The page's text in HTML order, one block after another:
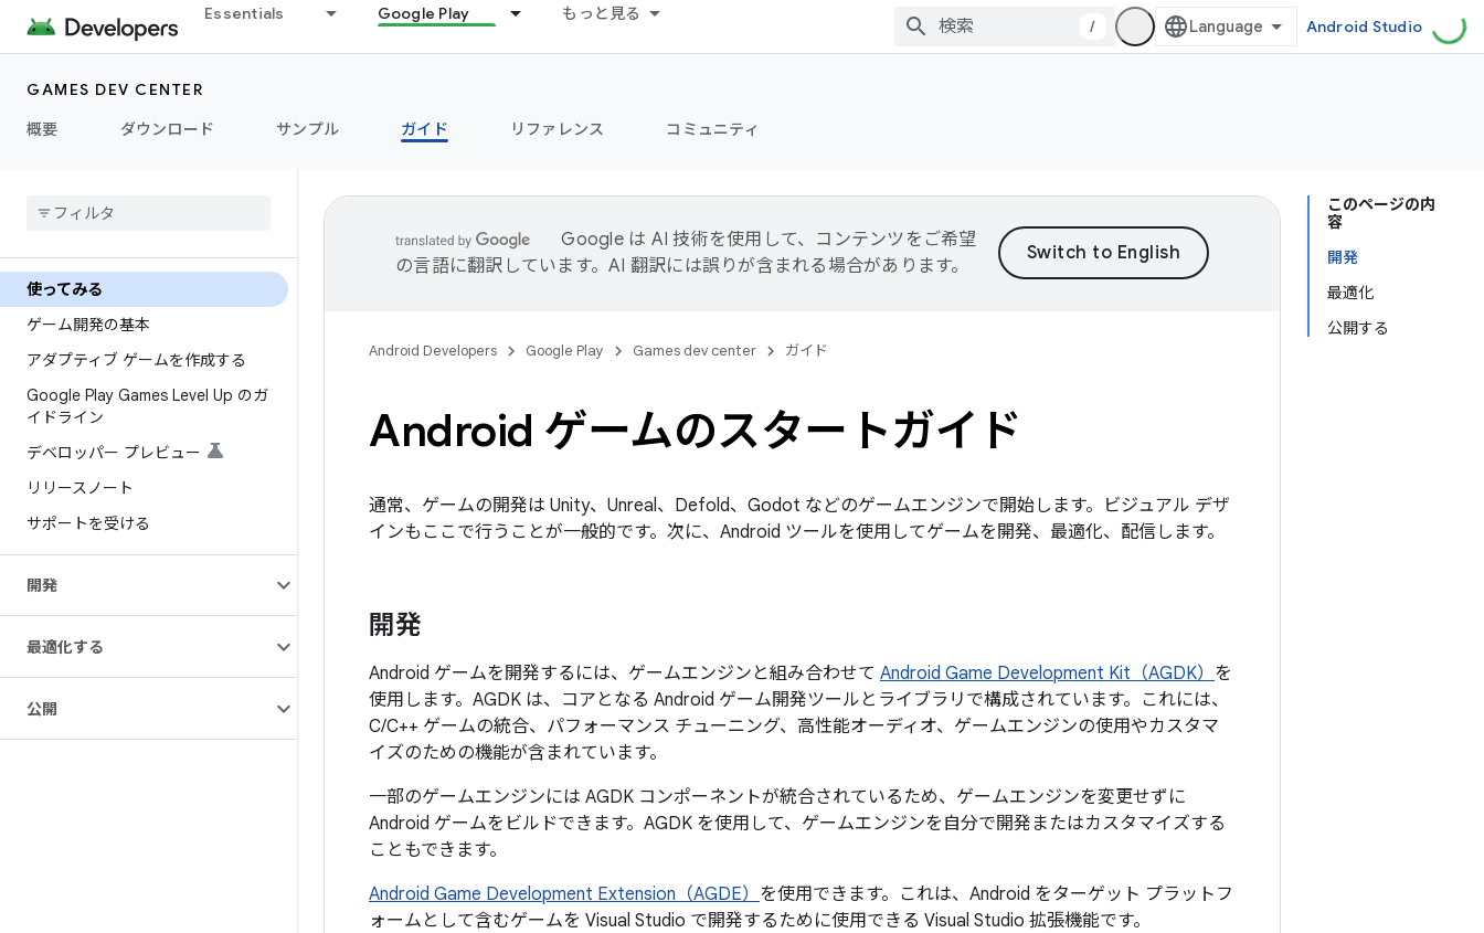
Essentials Google Play もっと見る
/ Android Studio
GAMES DEV CENTER
概要
ダウンロード サンプル ガイド リファレンス コミュニティ
使ってみる
ゲーム開発の基本
アダプティブ ゲームを作成する
Google Play Games Level Up のガ
イドライン
デベロッパー プレビュー
リリースノート
サポートを受ける
開発
最適化する
公開
このページの内
容
開発
最適化
公開する
Google は AI 技術を使用して、コンテンツをご希望
の言語に翻訳しています。AI 翻訳には誤りが含まれる場合があります。
Android Developers Google Play Games dev center ガイド
Android ゲームのスタートガイド
通常、ゲームの開発は Unity、Unreal、Defold、Godot などのゲームエンジンで開始します。ビジュアル デザ
インもここで行うことが一般的です。次に、Android ツールを使用してゲームを開発、最適化、配信します。
開発
Android ゲームを開発するには、ゲームエンジンと組み合わせて Android Game Development Kit（AGDK） を
使用します。AGDK は、コアとなる Android ゲーム開発ツールとライブラリで構成されています。これには、
C/C++ ゲームの統合、パフォーマンス チューニング、高性能オーディオ、ゲームエンジンの使用やカスタマ
イズのための機能が含まれています。
一部のゲームエンジンには AGDK コンポーネントが統合されているため、ゲームエンジンを変更せずに
Android ゲームをビルドできます。AGDK を使用して、ゲームエンジンを自分で開発またはカスタマイズする
こともできます。
Android Game Development Extension（AGDE） を使用できます。これは、Android をターゲット プラットフ
ォームとして含むゲームを Visual Studio で開発するために使用できる Visual Studio 拡張機能です。